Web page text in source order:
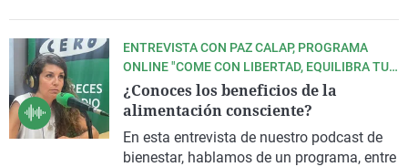
coaching, mindfulness y PNL, entre otras.
Es, además, autora de varios libros
publicados por editorial Planeta.
ENTREVISTA CON PAZ CALAP, PROGRAMA
ONLINE "COME CON LIBERTAD, EQUILIBRA TU
CUERPO Y RECUPERA TU ENERGÍA"
¿Conoces los beneficios de la
alimentación consciente?
En esta entrevista de nuestro podcast de
bienestar, hablamos de un programa, entre